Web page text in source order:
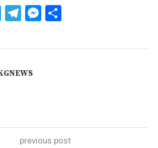
Twitter
Telegram
Messenger
previous post